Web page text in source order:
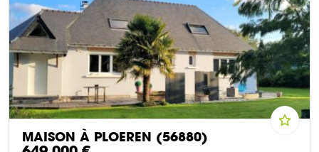
MAISON À PLOEREN (56880)